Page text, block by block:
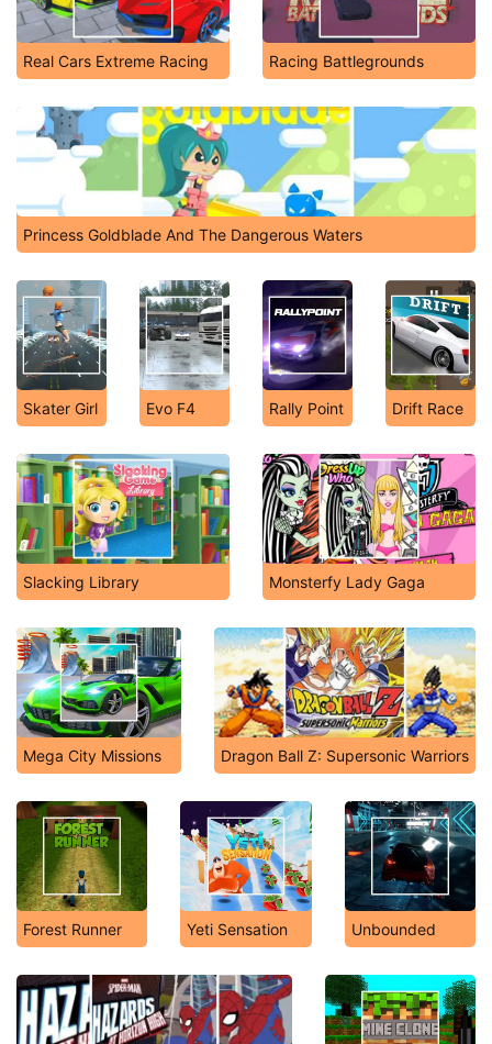
Real Cars Extreme Racing Racing Battlegrounds
Princess Goldblade And The Dangerous Waters
Skater Girl Evo F4 Rally Point Drift Race
Slacking Library Monsterfy Lady Gaga
Mega City Missions Dragon Ball Z: Supersonic Warriors
Forest Runner Yeti Sensation Unbounded